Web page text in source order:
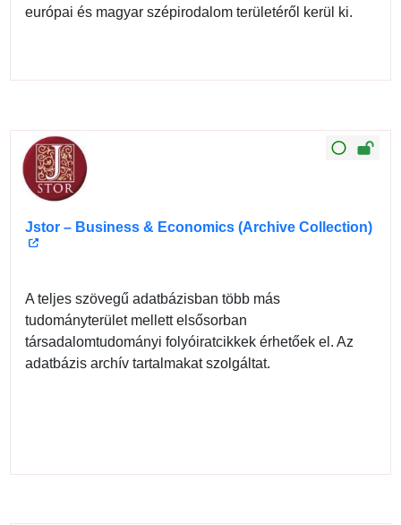
európai és magyar szépirodalom területéről kerül ki.
Jstor – Business & Economics (Archive Collection)
A teljes szövegű adatbázisban több más
tudományterület mellett elsősorban
társadalomtudományi folyóiratcikkek érhetőek el. Az
adatbázis archív tartalmakat szolgáltat.